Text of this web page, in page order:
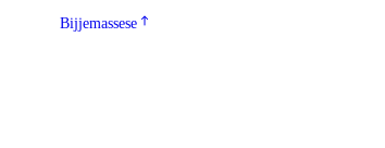
Bijjemassese